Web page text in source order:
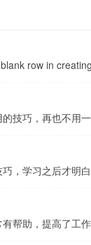
row in
技巧，再也不用
，学习之后才明
帮助，提高了工作